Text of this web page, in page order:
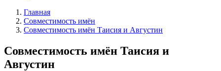
Главная
Совместимость имён
Совместимость имён Таисия и Августин
Совместимость имён Таисия и
Августин